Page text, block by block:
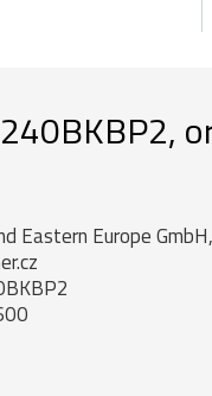
Eastern Europe